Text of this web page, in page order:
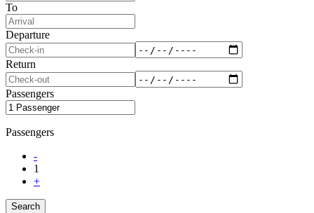
To
Departure
Return
Passengers
Passengers
-
1
+
Search